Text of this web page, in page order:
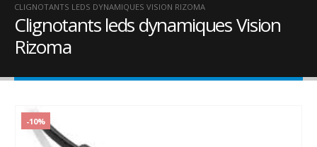
CLIGNOTANTS LEDS DYNAMIQUES VISION RIZOMA
Clignotants leds dynamiques Vision
Rizoma
-10%